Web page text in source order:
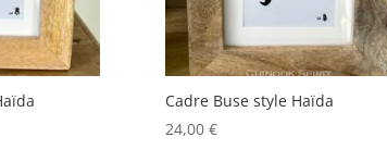
Cadre Buse style Haïda
24,00 €